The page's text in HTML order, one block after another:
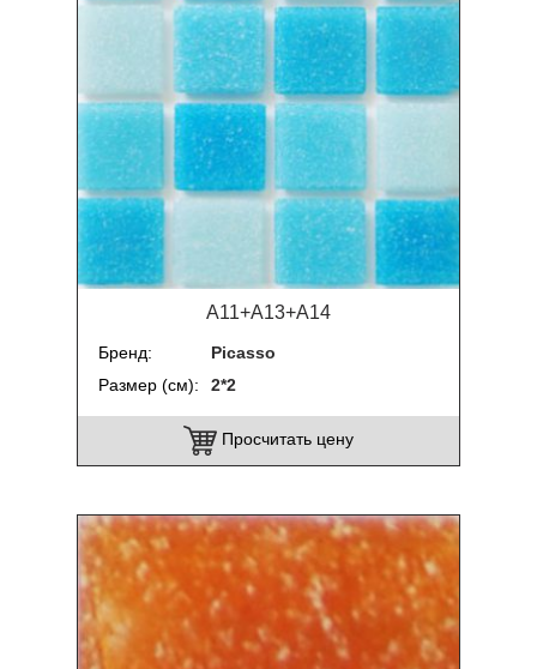
A11+A13+A14
Бренд
Picasso
Размер (см)
2*2
Просчитать цену